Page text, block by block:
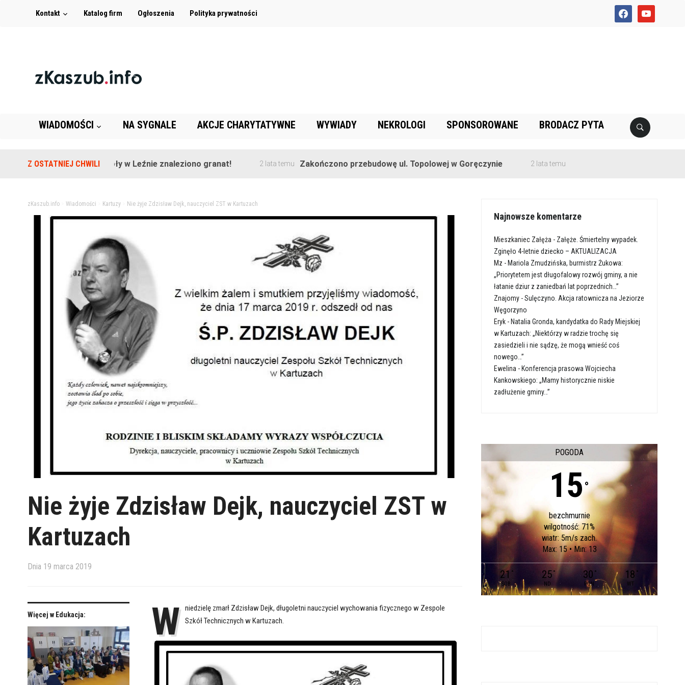
facebookyoutube
Kontakt Katalog firm Ogłoszenia Polityka prywatności
WIADOMOŚCI NA SYGNALE AKCJE CHARYTATYWNE WYWIADY NEKROLOGI SPONSOROWANE BRODACZ PYTA
Z OSTATNIEJ CHWILI
Na terenie szkoły w Leźnie znaleziono granat! 2 lata temu Zakończono przebudowę ul. Topolowej w Goręczynie 2 lata temu
zKaszub.info> Wiadomości Kartuzy> Nie żyje Zdzisław Dejk, nauczyciel ZST w Kartuzach
Nie żyje Zdzisław Dejk, nauczyciel ZST w
Kartuzach
Dnia 19 marca 2019
Więcej w Edukacja: W niedzielę zmarł Zdzisław Dejk, długoletni nauczyciel wychowania fizycznego w Zespole
Szkół Technicznych w Kartuzach.
Najnowsze komentarze
Mieszkaniec Załęża - Załęże. Śmiertelny wypadek.
Zginęło 4-letnie dziecko – AKTUALIZACJA
Mz - Mariola Zmudzińska, burmistrz Żukowa:
„Priorytetem jest długofalowy rozwój gminy, a nie
łatanie dziur z zaniedbań lat poprzednich…”
Znajomy -Sulęczyno. Akcja ratownicza na Jeziorze
Węgorzyno
Eryk - Natalia Gronda, kandydatka do Rady Miejskiej
w Kartuzach: „Niektórzy w radzie trochę się
zasiedzieli i nie sądzę, że mogą wnieść coś
nowego…”
Ewelina - Konferencja prasowa Wojciecha
Kankowskiego: „Mamy historycznie niskie
zadłużenie gminy…”
POGODA
15°
bezchmurnie
wilgotność: 71%
wiatr: 5m/s zach.
Max: 15 • Min: 13
21 °
SOB
25 °
ND
30 °
PON
18 °
WT